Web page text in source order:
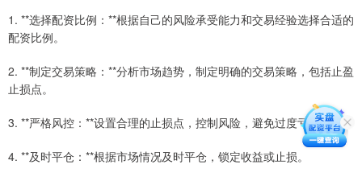
1. **选择配资比例：**根据自己的风险承受能力和交易经验选择合适的
配资比例。
2. **制定交易策略：**分析市场趋势，制定明确的交易策略，包括止盈
止损点。
3. **严格风控：**设置合理的止损点，控制风险，避免过度亏损。
4. **及时平仓：**根据市场情况及时平仓，锁定收益或止损。